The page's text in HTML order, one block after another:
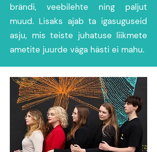
brändi, veebilehte ning paljut
muud. Lisaks ajab ta igasuguseid
asju, mis teiste juhatuse liikmete
ametite juurde väga hästi ei mahu.